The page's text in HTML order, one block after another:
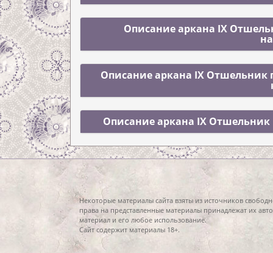
Описание аркана IX
Описание аркана IX Отшельник
Описание аркана IX Отшельник
Некоторые материалы сайта взяты из источников
права на представленные материалы принадлежат их
материал и его любое использование.
Сайт содержит материалы 18+.